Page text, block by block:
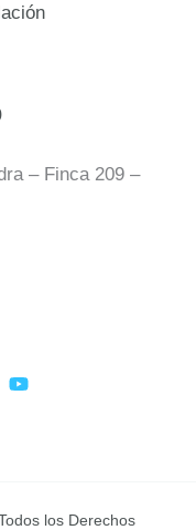
– Finca 209 –
los Derechos